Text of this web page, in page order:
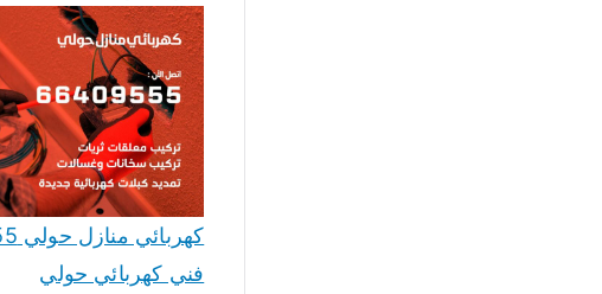
فني كهربائي حولي